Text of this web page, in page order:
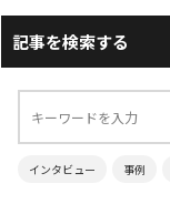
記事を検索する
インタビュー 事例